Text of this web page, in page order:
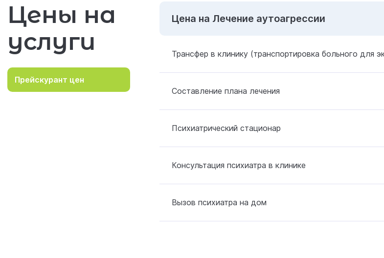
Цены на
услуги
Прейскурант цен
Цена на Лечение аутоагрессии
Трансфер в клинику (транспортировка больного для
Составление плана лечения
Психиатрический стационар
Консультация психиатра в клинике
Вызов психиатра на дом